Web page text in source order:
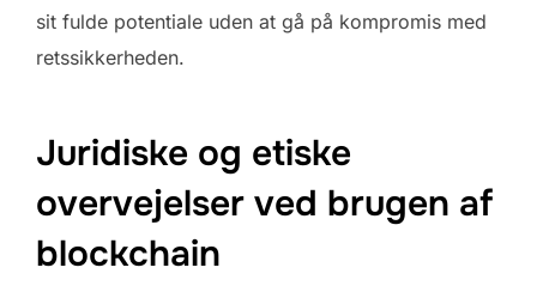
sit fulde potentiale uden at gå på kompromis med
retssikkerheden.
Juridiske og etiske
overvejelser ved brugen af
blockchain